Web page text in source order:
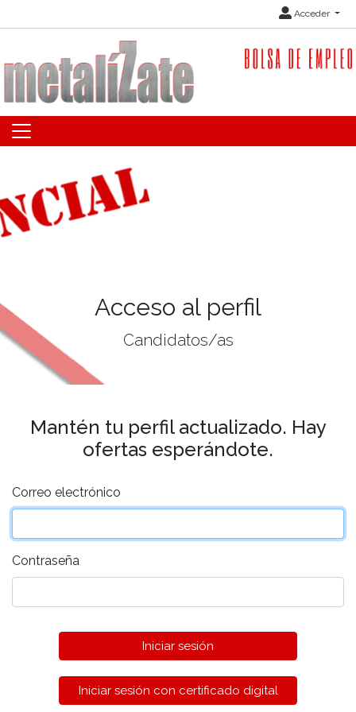
Acceder
Acceso al perfil
Candidatos/as
Mantén tu perfil actualizado. Hay
ofertas esperándote.
Correo electrónico
Contraseña